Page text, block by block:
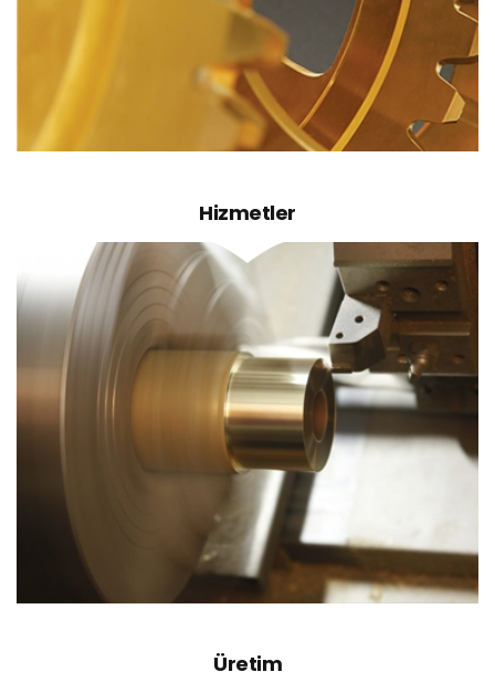
Caterpillar Dişli, Caterpillar Wear - Strip,
Caterpillar Burç, Komatsu, Volvo, Mitsubishi,
Hitachi-New Holland-Case, Beton Pompası
Yedek Parçaları, Çeşitli Bronz Burçlar, Bronz Dişli,
Bronz Burç, Bronz Pul, Araç Üstü Vinç Burçları,
Sonsuz Vida Sarı Dişliler, Sonsuz Vida, İş
Makinası Yedek Parçaları, Renault Truck Yedek
Parçaları, Kalıp Tasarım
Hizmetler
Üretim